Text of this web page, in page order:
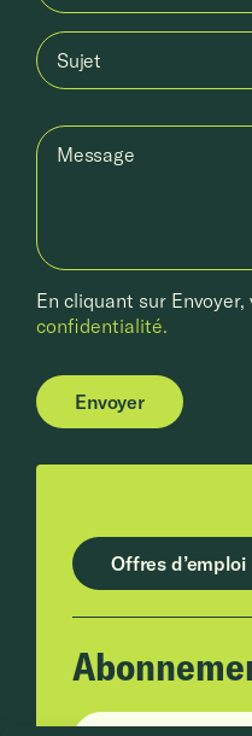
Sujet
Message
En cliquant sur Envoyer,
confidentialité.
Envoyer
Offres d’emploi
Adresse courriel